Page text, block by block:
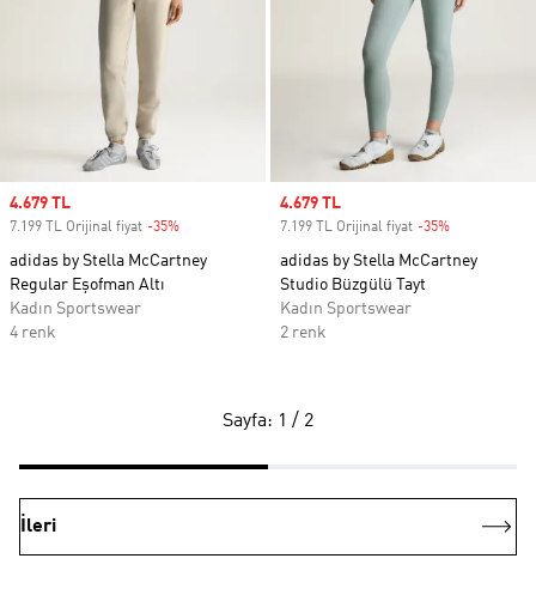
Sale price
4.679 TL
7.199 TL Orijinal fiyat -35%
adidas by Stella McCartney
Regular Eşofman Altı
Kadın Sportswear
4 renk
Sale price
4.679 TL
7.199 TL Orijinal fiyat -35%
adidas by Stella McCartney
Studio Büzgülü Tayt
Kadın Sportswear
2 renk
Sayfa: 1 / 2
İleri